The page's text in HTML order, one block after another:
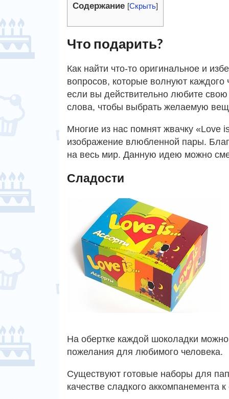
Содержание [Скрыть]
Что подарить?
Как найти что-то оригинальное и
вопросов, которые волнуют
если вы действительно любите
слова, чтобы выбрать желаемую
Многие из нас помнят жвачку «Love
изображение влюбленной пары.
на весь мир. Данную идею можно
Сладости
На обертке каждой шоколадки
пожелания для любимого человека.
Существуют готовые наборы для
качестве сладкого аккомпанемента